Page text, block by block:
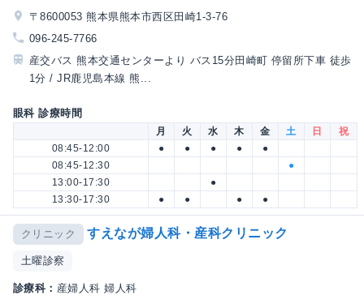
〒8600053 熊本県熊本市西区田崎1-3-76
096-245-7766
産交バス 熊本交通センターより バス15分田崎町 停留所下車 徒歩
1分 / JR鹿児島本線 熊...
眼科 診療時間
月 火 水 木 金 土 日
祝
08:45-12:00
● ● ● ●
●
08:45-12:30
●
13:00-17:30
●
13:30-17:30
● ● ● ●
クリニック すえなが婦人科・産科クリニック
土曜診察
診療科： 産婦人科 婦人科